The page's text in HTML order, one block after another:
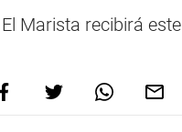
Marista recibirá este